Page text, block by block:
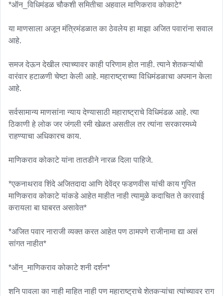
*ऑन_विधिमंडळ चौकशी समितीचा अहवाल माणिकराव कोकाटे*
या माणसाला अजून मंत्रिमंडळात का ठेवलेय हा माझा अजित पवारांना सवाल
आहे.
समज देऊन देखील त्याच्यावर काही परिणाम होत नाही. त्याने शेतकऱ्यांची
वारंवार हटाळणी चेष्टा केली आहे. महाराष्ट्राच्या विधिमंडळाचा अपमान केला
आहे.
सर्वसामान्य माणसांना न्याय देण्यासाठी महाराष्ट्राचे विधिमंडळ आहे. त्या
ठिकाणी हे लोक जर जंगली रमी खेळत असतील तर त्यांना सरकारमध्ये
राहण्याचा अधिकारच काय.
माणिकराव कोकाटे यांना तातडीने नारळ दिला पाहिजे.
*एकनाथराव शिंदे अजितदादा आणि देवेंद्र फडणवीस यांची काय गुपित
माणिकराव कोकाटे यांकडे आहेत माहीत नाही त्यामुळे कदाचित ते कारवाई
करायला बा घाबरत असावेत*
*अजित पवार नाराजी व्यक्त करत आहेत पण ठामपणे राजीनामा द्या असं
सांगत नाहीत*
*ऑन_माणिकराव कोकाटे शनी दर्शन*
शनि पावला का नाही माहित नाही पण महाराष्ट्राचे शेतकऱ्यांचा त्यांच्यावर राग